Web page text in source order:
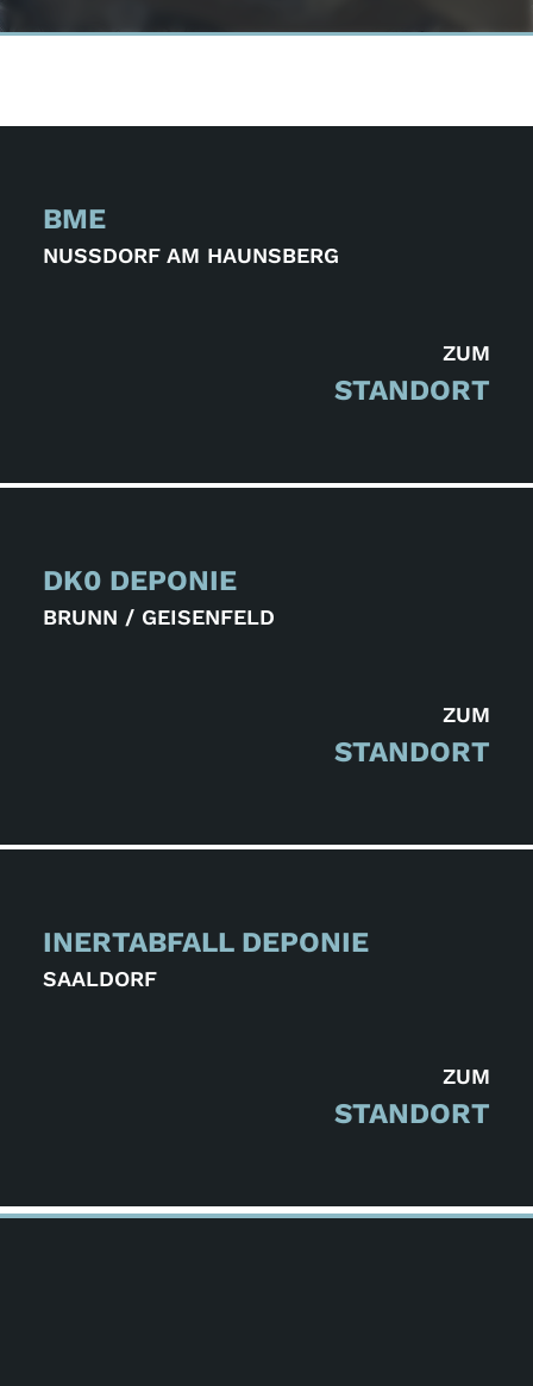
BME
NUSSDORF AM HAUNSBERG
ZUM
STANDORT
DK0 DEPONIE
BRUNN / GEISENFELD
ZUM
STANDORT
INERTABFALL DEPONIE
SAALDORF
ZUM
STANDORT